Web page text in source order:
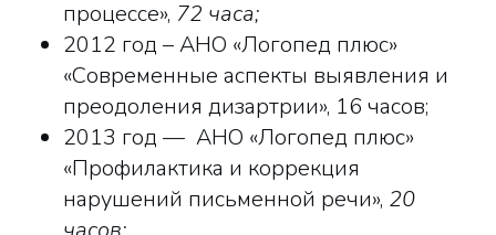
процессе», 72 часа;
2012 год – АНО «Логопед плюс»
«Современные аспекты выявления и
преодоления дизартрии», 16 часов;
2013 год — АНО «Логопед плюс»
«Профилактика и коррекция
нарушений письменной речи», 20